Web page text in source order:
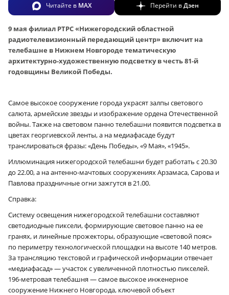
Читайте в MAX Перейти вДзен
9 мая филиал РТРС «Нижегородский областной
радиотелевизионный передающий центр» включит на
телебашне в Нижнем Новгороде тематическую
архитектурно-художественную подсветку в честь 81‑й
годовщины Великой Победы.
Самое высокое сооружение города украсят залпы светового
салюта, армейские звезды и изображение ордена Отечественной
войны. Также на световом панно телебашни появится подсветка в
цветах георгиевской ленты, а на медиафасаде будут
транслироваться фразы: «День Победы», «9 Мая», «1945».
Иллюминация нижегородской телебашни будет работать с 20.30
до 22.00, а на антенно-мачтовых сооружениях Арзамаса, Сарова и
Павлова праздничные огни зажгутся в 21.00.
Справка:
Систему освещения нижегородской телебашни составляют
светодиодные пиксели, формирующие световое панно на ее
гранях, и линейные прожекторы, образующие «световой пояс»
по периметру технологической площадки на высоте 140 метров.
За трансляцию текстовой и графической информации отвечает
«медиафасад» — участок с увеличенной плотностью пикселей.
196-метровая телебашня — самое высокое инженерное
сооружение Нижнего Новгорода, ключевой объект